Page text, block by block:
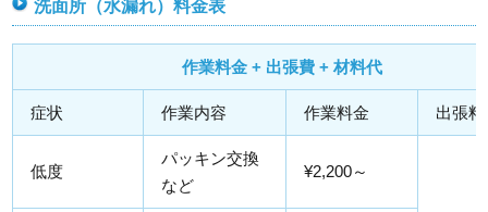
洗面所（水漏れ）料金表
作業料金 + 出張費 + 材料代
症状 作業内容 作業料金 出張
低度
パッキン交換
など
¥2,200～